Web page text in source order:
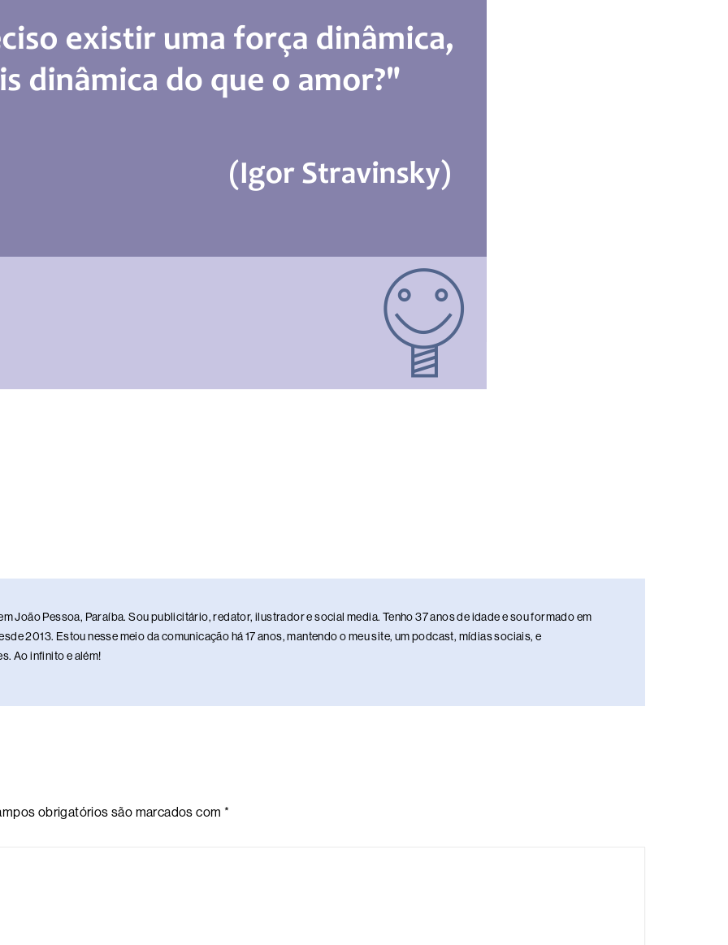
João Pessoa, Paraíba. Sou publicitário, redator, ilustrador e social media. Tenho 37 anos de idade e sou formado em
2013. Estou nesse meio da comunicação há 17 anos, mantendo o meu site, um podcast, mídias sociais, e
Ao infinito e além!
obrigatórios são marcados com *